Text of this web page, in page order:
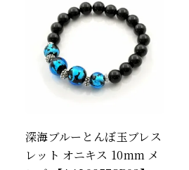
深海ブルーとんぼ玉ブレス
レット オニキス 10mm メ